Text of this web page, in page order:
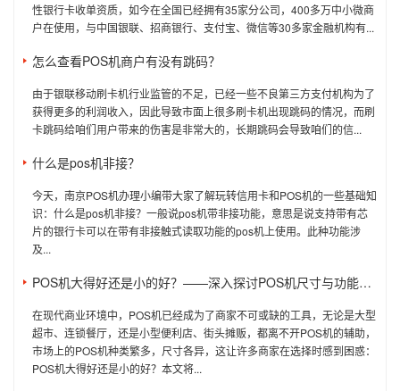
性银行卡收单资质，如今在全国已经拥有35家分公司，400多万中小微商
户在使用，与中国银联、招商银行、支付宝、微信等30多家金融机构有...
怎么查看POS机商户有没有跳码？
由于银联移动刷卡机行业监管的不足，已经一些不良第三方支付机构为了
获得更多的利润收入，因此导致市面上很多刷卡机出现跳码的情况，而刷
卡跳码给咱们用户带来的伤害是非常大的，长期跳码会导致咱们的信...
什么是pos机非接？
今天，南京POS机办理小编带大家了解玩转信用卡和POS机的一些基础知
识：什么是pos机非接？一般说pos机带非接功能，意思是说支持带有芯
片的银行卡可以在带有非接触式读取功能的pos机上使用。此种功能涉
及...
POS机大得好还是小的好？——深入探讨POS机尺寸与功能的关系
在现代商业环境中，POS机已经成为了商家不可或缺的工具，无论是大型
超市、连锁餐厅，还是小型便利店、街头摊贩，都离不开POS机的辅助，
市场上的POS机种类繁多，尺寸各异，这让许多商家在选择时感到困惑：
POS机大得好还是小的好？本文将...